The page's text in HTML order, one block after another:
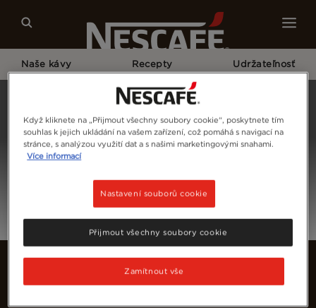
Naše kávy Recepty Udržateľnosť
Prihláste Sa
Když kliknete na „Přijmout všechny soubory cookie“, poskytnete tím
souhlas k jejich ukládání na vašem zařízení, což pomáhá s navigací na
stránce, s analýzou využití dat a s našimi marketingovými snahami.
Více informací
Nastavení souborů cookie
Zamítnout vše
Přijmout všechny soubory cookie